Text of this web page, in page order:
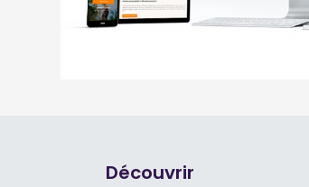
Découvrir